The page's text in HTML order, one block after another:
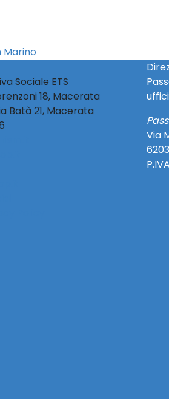
Marino
Sociale ETS
18, Macerata
Batà 21, Macerata
Via